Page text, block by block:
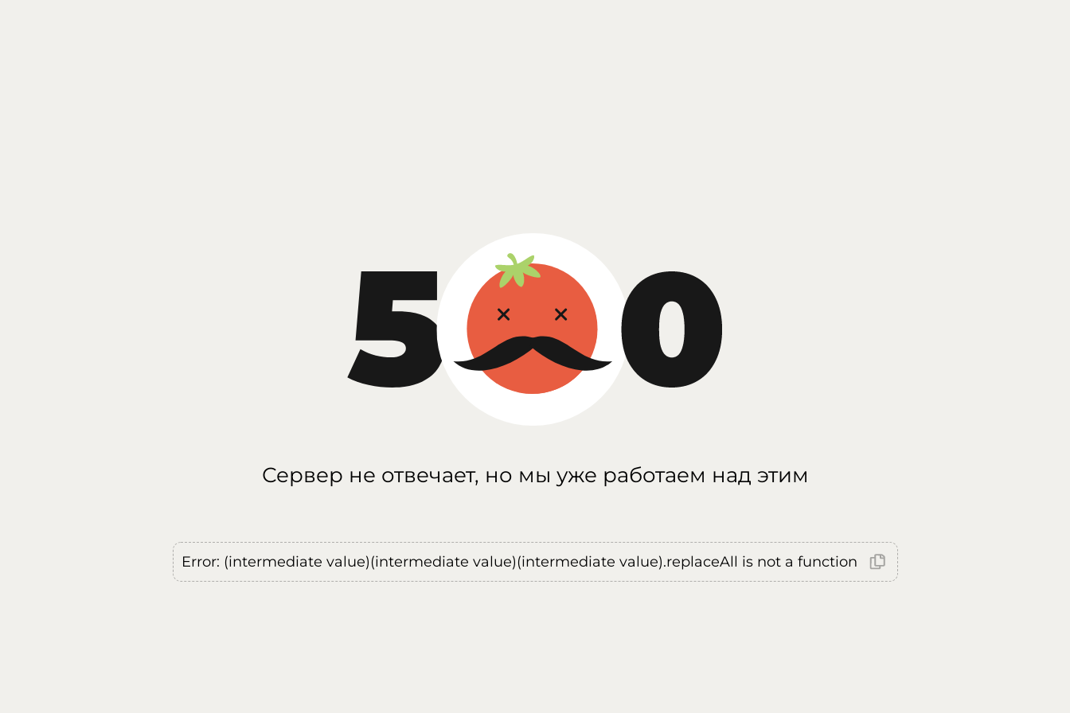
Сервер не отвечает, но мы уже работаем над этим
Error: (intermediate value)(intermediate value)(intermediate value).replaceAll is not a function